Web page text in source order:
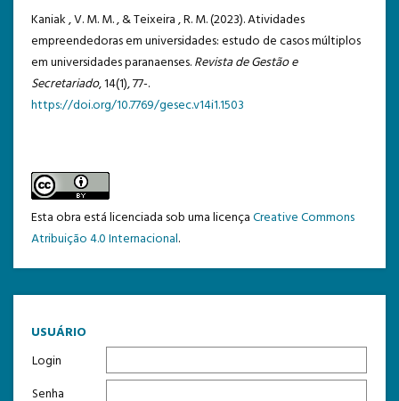
USUÁRIO
Login
Senha
Kaniak , V. M. M. , & Teixeira , R. M. (2023). Atividades
empreendedoras em universidades: estudo de casos múltiplos
em universidades paranaenses.Revista de Gestão e
Secretariado, 14(1), 77-.
https://doi.org/10.7769/gesec.v14i1.1503
Esta obra está licenciada sob uma licençaCreative Commons
Atribuição 4.0 Internacional.